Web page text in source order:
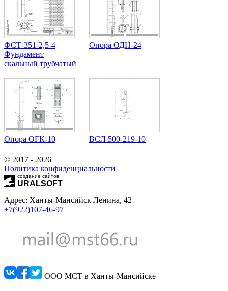
ФСТ-351-2,5-4
Фундамент
скальный трубчатый
Опора ОДН-24
Опора ОГК-10 ВСЛ 500-219-10
© 2017 - 2026
Политика конфиденциальности
создание сайтов
URALSOFT
Адрес: Ханты-Мансийск Ленина, 42
+7(922)107-46-97
ООО МСТ в Ханты-Мансийске